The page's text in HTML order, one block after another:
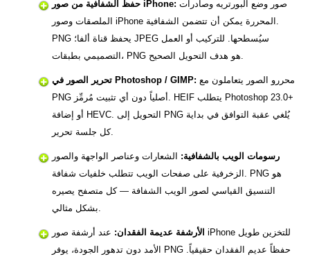
حفظ الشفافية من صور iPhone:
الملصقات وصور iPhone المحررة يمكن أن تتضمن الشفافية.
PNG يحفظ قناة ألفا؛ JPEG سيُسطحها. للتركيب أو العمل
التصميمي بطبقات، PNG هو هدف التحويل الصحيح.
تحرير الصور في Photoshop / GIMP:
PNG أصلياً دون أي تثبيت مُرمِّز. HEIF يتطلب Photoshop 23.0+
أو إضافة HEVC. التحويل إلى PNG يُلغي عقبة التوافق في بداية
كل جلسة تحرير.
رسومات الويب بالشفافية: الشعارات وعناصر الواجهة والصور
الزخرفية على صفحات الويب تتطلب خلفيات شفافة. PNG هو
التنسيق القياسي لصور الويب الشفافة — كل متصفح يصيره
بشكل مثالي.
الأرشفة عديمة الفقدان: عند أرشفة صور iPhone للتخزين طويل
الأمد دون تدهور الجودة، يوفر PNG حفظاً عديم الفقدان حقيقياً.